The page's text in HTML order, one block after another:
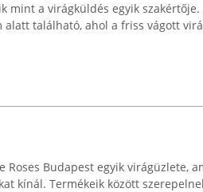
mint a virágküldés egyik szakértője.
alatt található, ahol a friss vágott
Roses Budapest egyik virágüzlete,
kínál. Termékeik között